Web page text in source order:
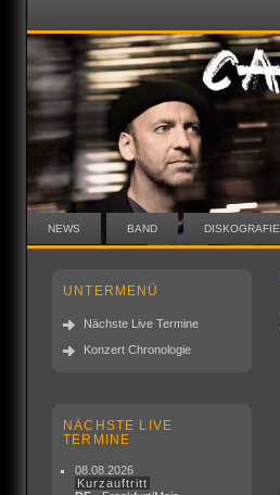
NEWS BAND DISKOGRAFIE
UNTERMENÜ
Nächste Live Termine
Konzert Chronologie
NÄCHSTE LIVE
TERMINE
08.08.2026
Kurzauftritt